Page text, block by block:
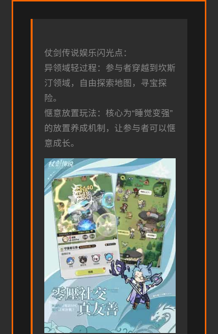
仗剑传说娱乐闪光点：
异领域轻过程：参与者穿越到坎斯
汀领域，自由探索地图，寻宝探
险。
惬意放置玩法：核心为“睡觉变强”
的放置养成机制，让参与者可以惬
意成长。